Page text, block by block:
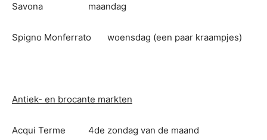
Savona maandag
Spigno Monferrato woensdag (een paar kraampjes)
Antiek- en brocante markten
Acqui Terme 4de zondag van de maand